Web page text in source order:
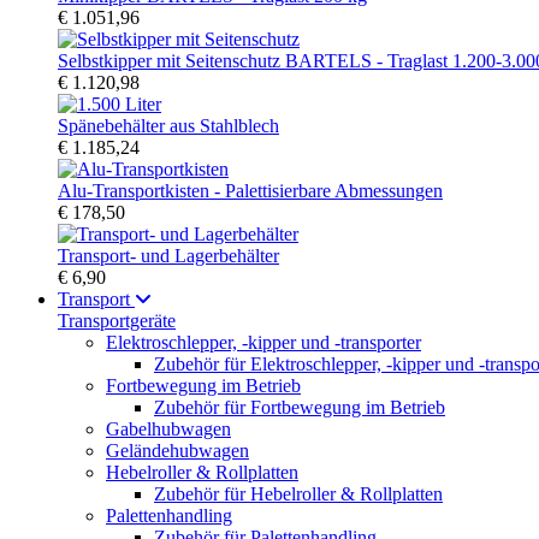
€ 1.051,96
Selbstkipper mit Seitenschutz BARTELS - Traglast 1.200-
€ 1.120,98
Spänebehälter aus Stahlblech
€ 1.185,24
Alu-Transportkisten - Palettisierbare Abmessungen
€ 178,50
Transport- und Lagerbehälter
€ 6,90
Transport
Transportgeräte
Elektroschlepper, -kipper und -transporter
Zubehör für Elektroschlepper, -kipper und -
Fortbewegung im Betrieb
Zubehör für Fortbewegung im Betrieb
Gabelhubwagen
Geländehubwagen
Hebelroller & Rollplatten
Zubehör für Hebelroller & Rollplatten
Palettenhandling